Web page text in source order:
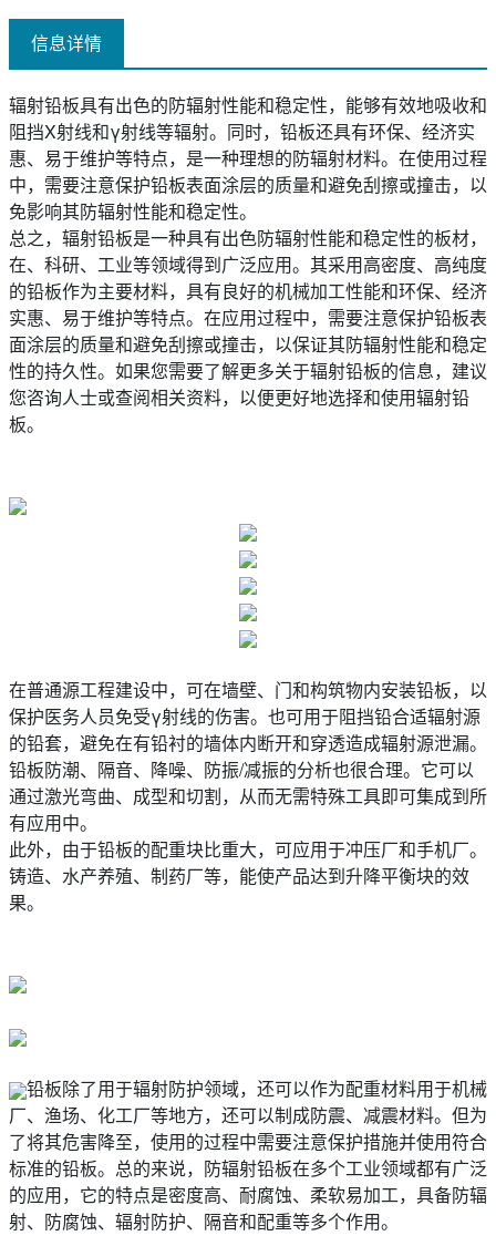
信息详情
辐射铅板具有出色的防辐射性能和稳定性，能够有效地吸收和
阻挡X射线和γ射线等辐射。同时，铅板还具有环保、经济实
惠、易于维护等特点，是一种理想的防辐射材料。在使用过程
中，需要注意保护铅板表面涂层的质量和避免刮擦或撞击，以
免影响其防辐射性能和稳定性。
总之，辐射铅板是一种具有出色防辐射性能和稳定性的板材，
在、科研、工业等领域得到广泛应用。其采用高密度、高纯度
的铅板作为主要材料，具有良好的机械加工性能和环保、经济
实惠、易于维护等特点。在应用过程中，需要注意保护铅板表
面涂层的质量和避免刮擦或撞击，以保证其防辐射性能和稳定
性的持久性。如果您需要了解更多关于辐射铅板的信息，建议
您咨询人士或查阅相关资料，以便更好地选择和使用辐射铅
板。
在普通源工程建设中，可在墙壁、门和构筑物内安装铅板，以
保护医务人员免受γ射线的伤害。也可用于阻挡铅合适辐射源
的铅套，避免在有铅衬的墙体内断开和穿透造成辐射源泄漏。
铅板防潮、隔音、降噪、防振/减振的分析也很合理。它可以
通过激光弯曲、成型和切割，从而无需特殊工具即可集成到所
有应用中。
此外，由于铅板的配重块比重大，可应用于冲压厂和手机厂。
铸造、水产养殖、制药厂等，能使产品达到升降平衡块的效
果。
铅板除了用于辐射防护领域，还可以作为配重材料用于机械
厂、渔场、化工厂等地方，还可以制成防震、减震材料。但为
了将其危害降至，使用的过程中需要注意保护措施并使用符合
标准的铅板。总的来说，防辐射铅板在多个工业领域都有广泛
的应用，它的特点是密度高、耐腐蚀、柔软易加工，具备防辐
射、防腐蚀、辐射防护、隔音和配重等多个作用。